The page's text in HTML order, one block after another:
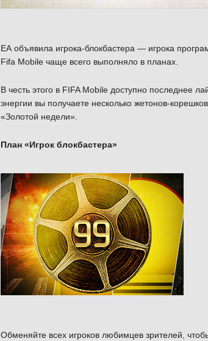
ЕА объявила игрока-блокбастера — игрока
Fifa Mobile чаще всего выполняло в планах.
В честь этого в FIFA Mobile доступно последнее
энергии вы получаете несколько жетонов-
«Золотой недели».
План «Игрок блокбастера»
Обменяйте всех игроков любимцев зрителей,